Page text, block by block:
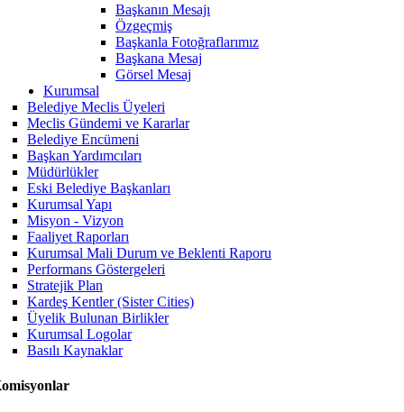
Başkanın Mesajı
Özgeçmiş
Başkanla Fotoğraflarımız
Başkana Mesaj
Görsel Mesaj
Kurumsal
Belediye Meclis Üyeleri
Meclis Gündemi ve Kararlar
Belediye Encümeni
Başkan Yardımcıları
Müdürlükler
Eski Belediye Başkanları
Kurumsal Yapı
Misyon - Vizyon
Faaliyet Raporları
Kurumsal Mali Durum ve Beklenti Raporu
Performans Göstergeleri
Stratejik Plan
Kardeş Kentler (Sister Cities)
Üyelik Bulunan Birlikler
Kurumsal Logolar
Basılı Kaynaklar